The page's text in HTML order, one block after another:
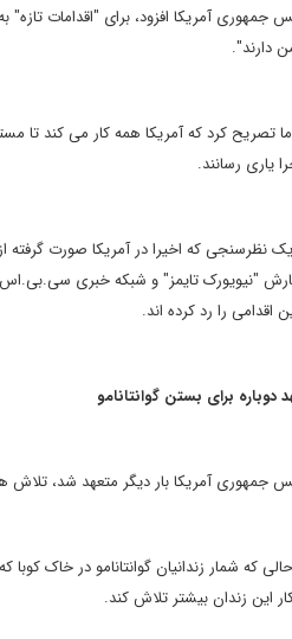
جمهوری آمریکا افزود، برای "اقدامات
دارند".
تصریح کرد که آمریکا همه کار می کند
یاری رسانند.
نظرسنجی که اخیرا در آمریکا صورت گرفته
اقدامی را رد کرده اند.
دوباره برای بستن گوانتانامو
جمهوری آمریکا بار دیگر متعهد شد، تلاش
که شمار زندانیان گوانتانامو در خاک
این زندان بیشتر تلاش کند.